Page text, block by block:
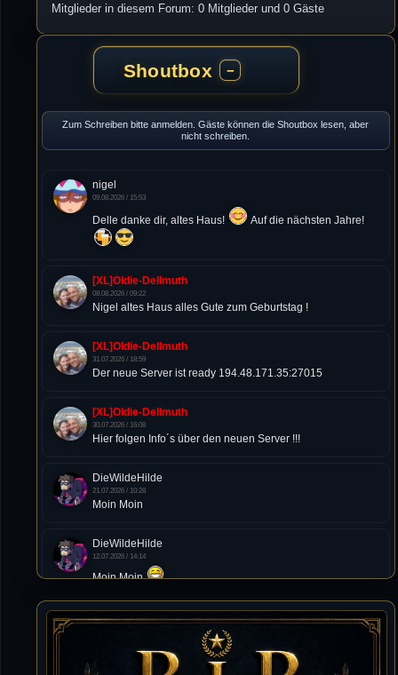
Mitglieder in diesem Forum: 0 Mitglieder und 0 Gäste
Shoutbox −
Zum Schreiben bitte anmelden. Gäste können die Shoutbox lesen, aber
nicht schreiben.
nigel
09.08.2026 / 15:53
Delle danke dir, altes Haus! Auf die nächsten Jahre!
[XL]Oldie-Dellmuth
08.08.2026 / 09:22
Nigel altes Haus alles Gute zum Geburtstag !
[XL]Oldie-Dellmuth
31.07.2026 / 18:59
Der neue Server ist ready 194.48.171.35:27015
[XL]Oldie-Dellmuth
30.07.2026 / 16:08
Hier folgen Info´s über den neuen Server !!!
DieWildeHilde
21.07.2026 / 10:28
Moin Moin
DieWildeHilde
12.07.2026 / 14:14
Moin Moin
Tommy